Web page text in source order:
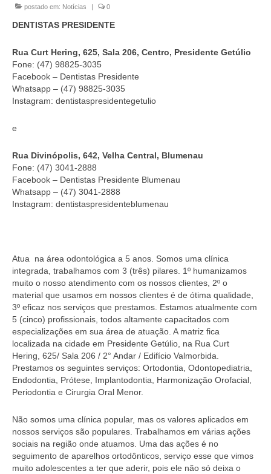
Homologação
Notícias
Contato
Baixar APP
postado em: Notícias | 0
DENTISTAS PRESIDENTE
Rua Curt Hering, 625, Sala 206, Centro, Presidente Getúlio
Fone: (47) 98825-3035
Facebook – Dentistas Presidente
Whatsapp – (47) 98825-3035
Instagram: dentistaspresidentegetulio
e
Rua Divinópolis, 642, Velha Central, Blumenau
Fone: (47) 3041-2888
Facebook – Dentistas Presidente Blumenau
Whatsapp – (47) 3041-2888
Instagram: dentistaspresidenteblumenau
Atua na área odontológica a 5 anos. Somos uma clínica
integrada, trabalhamos com 3 (três) pilares. 1º humanizamos
muito o nosso atendimento com os nossos clientes, 2º o
material que usamos em nossos clientes é de ótima qualidade,
3º eficaz nos serviços que prestamos. Estamos atualmente com
5 (cinco) profissionais, todos altamente capacitados com
especializações em sua área de atuação. A matriz fica
localizada na cidade em Presidente Getúlio, na Rua Curt
Hering, 625/ Sala 206 / 2° Andar / Edifício Valmorbida.
Prestamos os seguintes serviços: Ortodontia, Odontopediatria,
Endodontia, Prótese, Implantodontia, Harmonização Orofacial,
Periodontia e Cirurgia Oral Menor.
Não somos uma clínica popular, mas os valores aplicados em
nossos serviços são populares. Trabalhamos em várias ações
sociais na região onde atuamos. Uma das ações é no
seguimento de aparelhos ortodônticos, serviço esse que vimos
muito adolescentes a ter que aderir, pois ele não só deixa o